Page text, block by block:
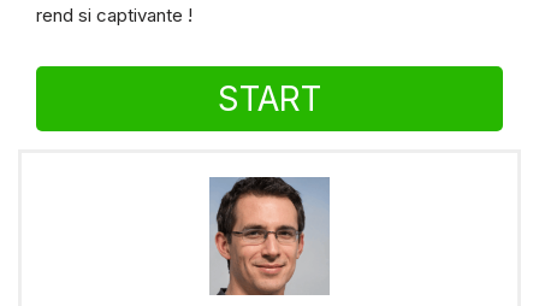
rend si captivante !
START